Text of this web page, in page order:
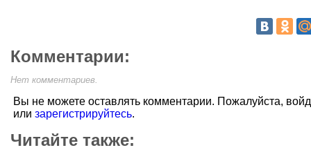
Комментарии:
Нет комментариев.
Вы не можете оставлять комментарии. Пожалуйста,
или зарегистрируйтесь.
Читайте также: